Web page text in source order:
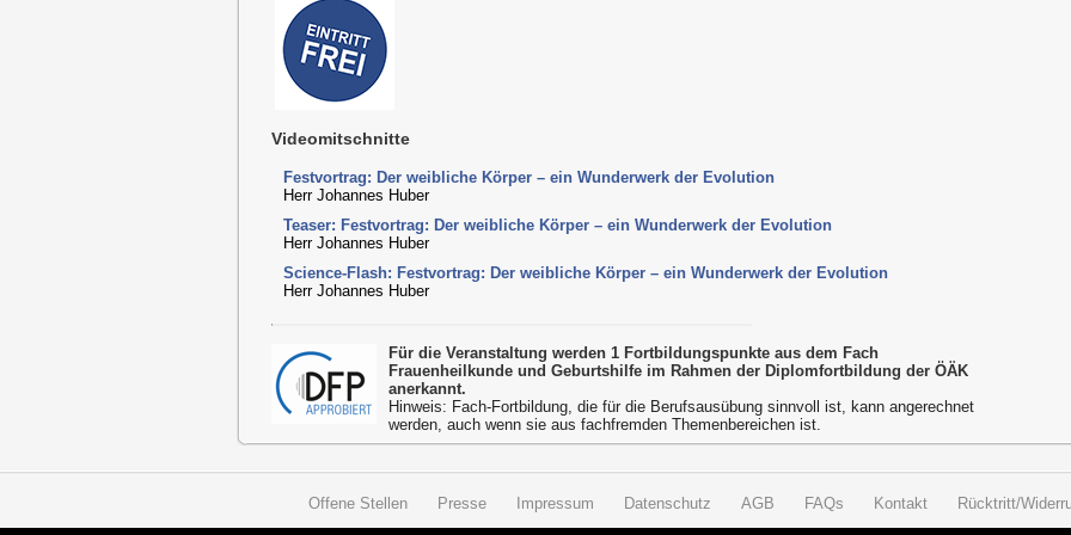
Videomitschnitte
Festvortrag: Der weibliche Körper – ein Wunderwerk der Evolution
Herr Johannes Huber
Teaser: Festvortrag: Der weibliche Körper – ein Wunderwerk der Evolution
Herr Johannes Huber
Science-Flash: Festvortrag: Der weibliche Körper – ein Wunderwerk der Evolution
Herr Johannes Huber
Für die Veranstaltung werden 1 Fortbildungspunkte aus dem Fach
Frauenheilkunde und Geburtshilfe im Rahmen der Diplomfortbildung der ÖÄK
anerkannt.
Hinweis: Fach-Fortbildung, die für die Berufsausübung sinnvoll ist, kann angerechnet
werden, auch wenn sie aus fachfremden Themenbereichen ist.
Offene Stellen Presse Impressum Datenschutz AGB FAQs Kontakt Rücktritt/